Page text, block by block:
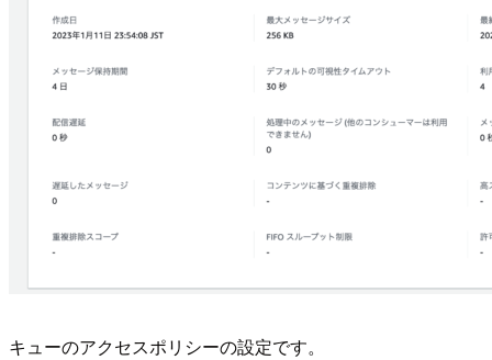
キューのアクセスポリシーの設定です。